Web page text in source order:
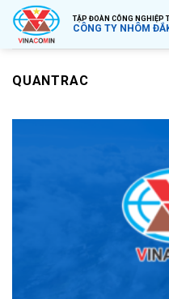
Bỏ
qua
nội
TẬP ĐOÀN CÔNG NGHIỆP
CÔNG TY NHÔM
QUANTRAC